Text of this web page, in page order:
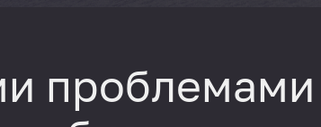
проблемами